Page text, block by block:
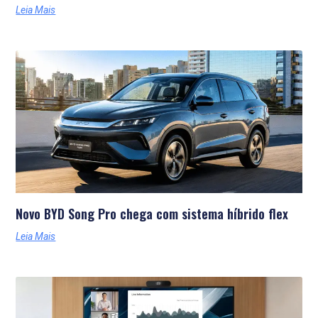
Leia Mais
Novo BYD Song Pro chega com sistema híbrido flex
Leia Mais